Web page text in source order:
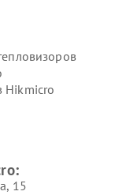
Hikmicro
15